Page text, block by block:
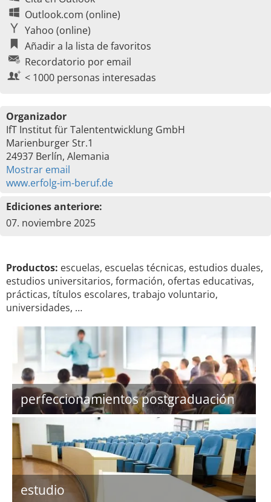
Outlook.com (online)
Yahoo (online)
Añadir a la lista de favoritos
Recordatorio por email
< 1000 personas interesadas
Organizador
IfT Institut für Talententwicklung GmbH
Marienburger Str.1
24937 Berlín, Alemania
Mostrar email
www.erfolg-im-beruf.de
Ediciones anteriore:
07. noviembre 2025
Productos: escuelas, escuelas técnicas, estudios duales,
estudios universitarios, formación, ofertas educativas,
prácticas, títulos escolares, trabajo voluntario,
universidades, …
perfeccionamientos postgraduación
estudio